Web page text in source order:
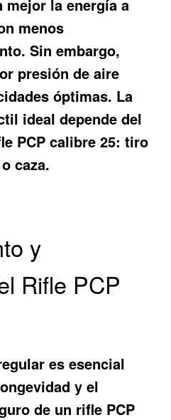
mejor la energía a
menos
Sin embargo,
presión de aire
óptimas. La
ideal depende del
PCP calibre 25: tiro
caza.
y
Rifle PCP
es esencial
y el
de un rifle PCP